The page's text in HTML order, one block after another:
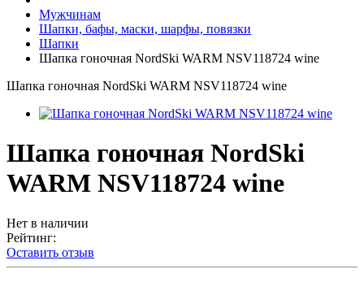
Мужчинам
Шапки, бафы, маски, шарфы, повязки
Шапки
Шапка гоночная NordSki WARM NSV118724 wine
Шапка гоночная NordSki WARM NSV118724 wine
Шапка гоночная NordSki
WARM NSV118724 wine
Нет в наличии
Рейтинг:
Оставить отзыв